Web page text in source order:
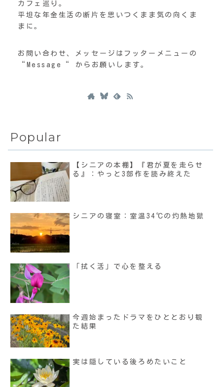
カフェ巡り。
平坦な年金生活の断片を思いつくまま気の向くま
まに。
お問い合わせ、メッセージはフッターメニューの
“Message“ からお願いします。
Popular
【シニアの本棚】『君が夏を走らせ
る』：やっと3部作を読み終えた
シニアの寝室：室温34℃の灼熱地獄
「拭く活」で心を整える
今週始まったドラマをひととおり観
た結果
実は隠している後ろめたいこと